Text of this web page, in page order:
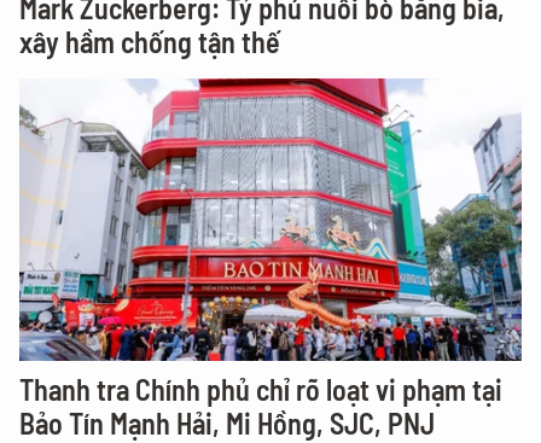
Mark Zuckerberg: Tỷ phú nuôi bò bằng bia,
xây hầm chống tận thế
Thanh tra Chính phủ chỉ rõ loạt vi phạm tại
Bảo Tín Mạnh Hải, Mi Hồng, SJC, PNJ